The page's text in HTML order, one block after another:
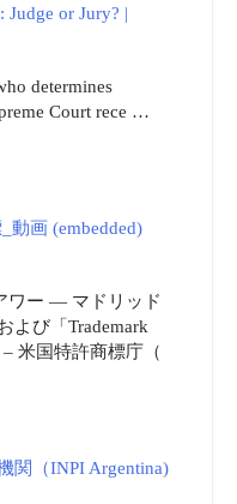
Judge or Jury? |
determines
Court rece …
動画 (embedded)
ワー ― マドリッド
よび「Trademark
米国特許商標庁（
関（INPI Argentina)